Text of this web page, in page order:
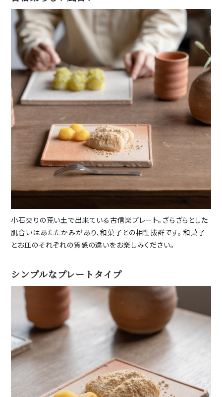
小石交りの荒い土で出来ている古信楽プレート。ざらざらとした
肌合いはあたたかみがあり、和菓子との相性抜群です。 和菓子
とお皿のそれぞれの質感の違いをお楽しみください。
シンプルなプレートタイプ